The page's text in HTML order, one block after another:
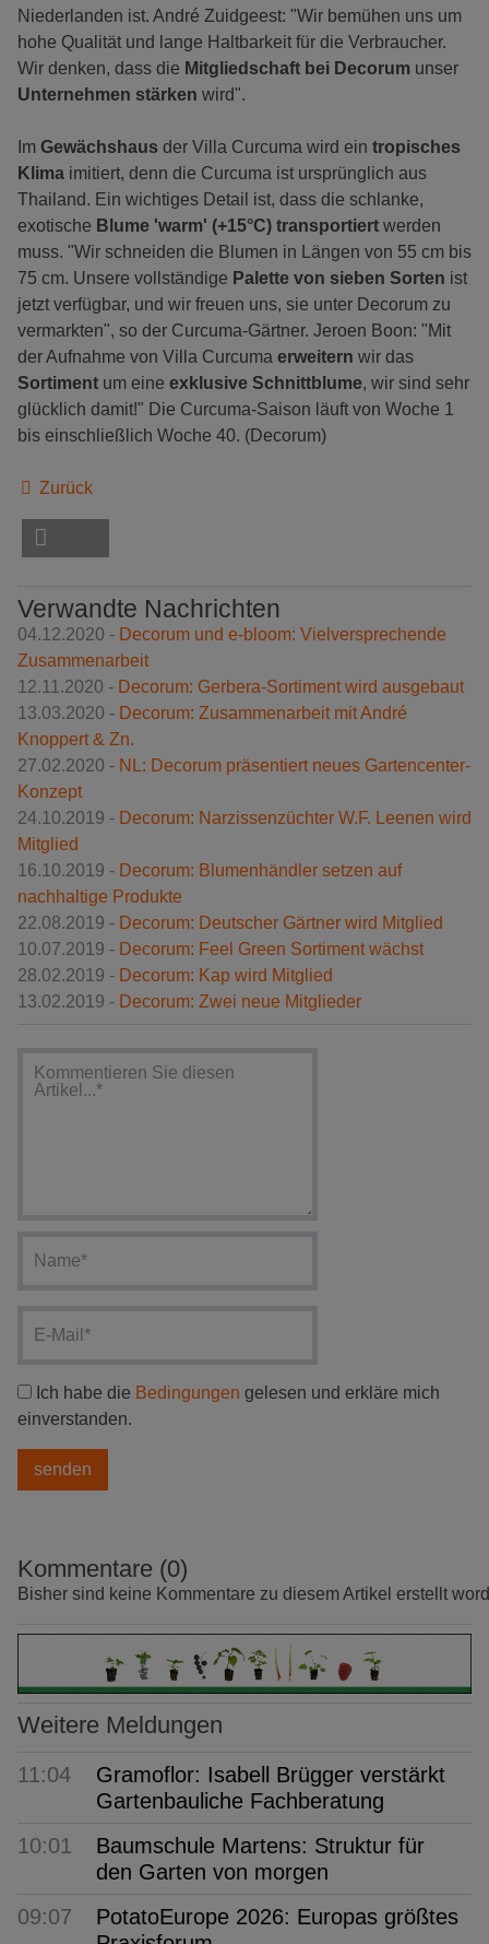
Niederlanden ist. André Zuidgeest: "Wir bemühen uns um
hohe Qualität und lange Haltbarkeit für die Verbraucher.
Wir denken, dass die Mitgliedschaft bei Decorum unser
Unternehmen stärken wird".
Im Gewächshaus der Villa Curcuma wird ein tropisches
Klima imitiert, denn die Curcuma ist ursprünglich aus
Thailand. Ein wichtiges Detail ist, dass die schlanke,
exotische Blume 'warm' (+15°C) transportiert werden
muss. "Wir schneiden die Blumen in Längen von 55 cm bis
75 cm. Unsere vollständige Palette von sieben Sorten ist
jetzt verfügbar, und wir freuen uns, sie unter Decorum zu
vermarkten", so der Curcuma-Gärtner. Jeroen Boon: "Mit
der Aufnahme von Villa Curcuma erweitern wir das
Sortiment um eine exklusive Schnittblume, wir sind sehr
glücklich damit!" Die Curcuma-Saison läuft von Woche 1
bis einschließlich Woche 40. (Decorum)
Zurück
Verwandte Nachrichten
04.12.2020 - Decorum und e-bloom: Vielversprechende
Zusammenarbeit
12.11.2020 - Decorum: Gerbera-Sortiment wird ausgebaut
13.03.2020 - Decorum: Zusammenarbeit mit André
Knoppert & Zn.
27.02.2020 - NL: Decorum präsentiert neues Gartencenter-
Konzept
24.10.2019 - Decorum: Narzissenzüchter W.F. Leenen wird
Mitglied
16.10.2019 - Decorum: Blumenhändler setzen auf
nachhaltige Produkte
22.08.2019 - Decorum: Deutscher Gärtner wird Mitglied
10.07.2019 - Decorum: Feel Green Sortiment wächst
28.02.2019 - Decorum: Kap wird Mitglied
13.02.2019 - Decorum: Zwei neue Mitglieder
Ich habe die Bedingungen gelesen und erkläre mich
einverstanden.
Kommentare (0)
Bisher sind keine Kommentare zu diesem Artikel erstellt
Weitere Meldungen
11:04
Gramoflor: Isabell Brügger verstärkt
Gartenbauliche Fachberatung
10:01
Baumschule Martens: Struktur für
den Garten von morgen
09:07
PotatoEurope 2026: Europas größtes